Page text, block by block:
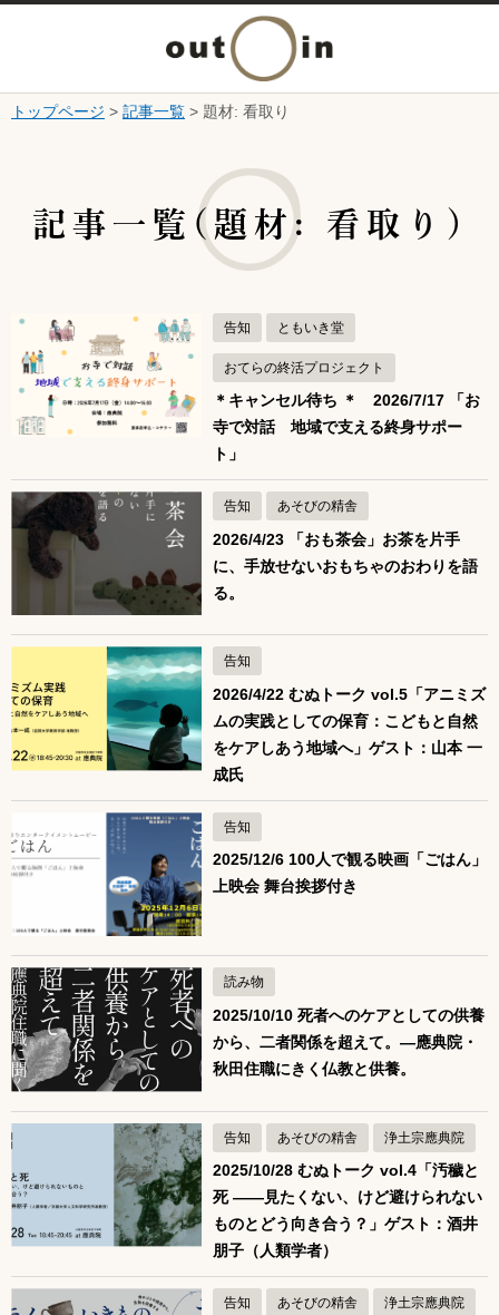
本文へ
ニ
ー
開
く
トップページ > 記事一覧 > 題材: 看取り
記事一覧(題材: 看取り)
告知 ともいき堂
おてらの終活プロジェクト
＊キャンセル待ち ＊ 2026/7/17 「お
寺で対話 地域で支える終身サポー
ト」
告知 あそびの精舎
2026/4/23 「おも茶会」お茶を片手
に、手放せないおもちゃのおわりを語
る。
告知
2026/4/22 むぬトーク vol.5「アニミズ
ムの実践としての保育：こどもと自然
をケアしあう地域へ」ゲスト：山本 一
成氏
告知
2025/12/6 100人で観る映画「ごはん」
上映会 舞台挨拶付き
読み物
2025/10/10 死者へのケアとしての供養
から、二者関係を超えて。—應典院・
秋田住職にきく仏教と供養。
告知 あそびの精舎 浄土宗應典院
2025/10/28 むぬトーク vol.4「汚穢と
死 ――見たくない、けど避けられない
ものとどう向き合う？」ゲスト：酒井
朋子（人類学者）
告知 あそびの精舎 浄土宗應典院